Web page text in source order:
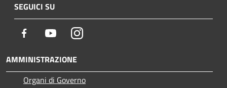
SEGUICI SU
Facebook YoutubeInstagram
AMMINISTRAZIONE
Organi di Governo